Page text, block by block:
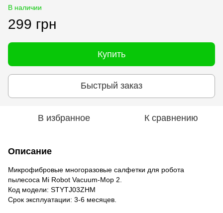
В наличии
299 грн
Купить
Быстрый заказ
В избранное К сравнению
Описание
Микрофибровые многоразовые салфетки для робота
пылесоса Mi Robot Vacuum-Mop 2.
Код модели: STYTJ03ZHM
Срок эксплуатации: 3-6 месяцев.